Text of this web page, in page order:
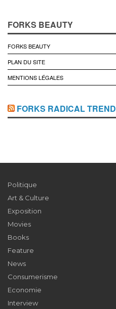
FORKS BEAUTY
FORKS BEAUTY
PLAN DU SITE
MENTIONS LÉGALES
FORKS RADICAL TREND
Politique
Art & Culture
Exposition
Movies
Books
Feature
News
Consumerisme
Economie
Interview